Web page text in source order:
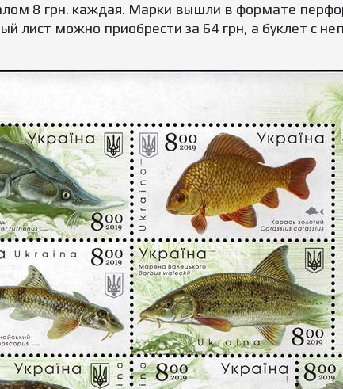
8 грн. каждая. Марки вышли в формате
лист можно приобрести за 64 грн, а буклет с